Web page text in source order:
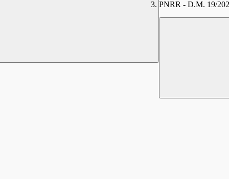
PNRR - D.M. 19/